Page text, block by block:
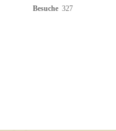
Besuche 327